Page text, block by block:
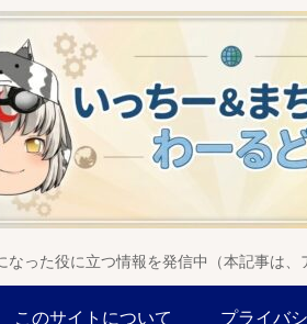
なった役に立つ情報を発信中（本記事は、
このサイトについて プライバ